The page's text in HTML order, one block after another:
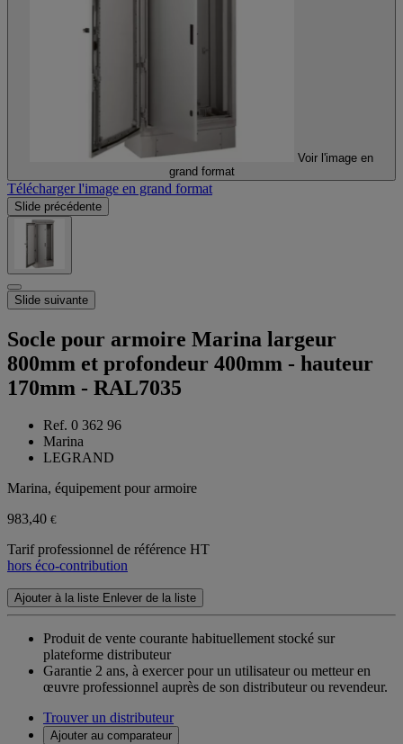
Voir l'image en
grand format
Télécharger l'image en grand format
Slide précédente
Slide suivante
Socle pour armoire Marina largeur
800mm et profondeur 400mm - hauteur
170mm - RAL7035
Ref. 0 362 96
Marina
LEGRAND
Marina, équipement pour armoire
983,40 €
Tarif professionnel de référence HT
hors éco-contribution
Ajouter à la liste Enlever de la liste
Produit de vente courante habituellement stocké sur
plateforme distributeur
Garantie 2 ans, à exercer pour un utilisateur ou metteur en
œuvre professionnel auprès de son distributeur ou revendeur.
Trouver un distributeur
Ajouter au comparateur